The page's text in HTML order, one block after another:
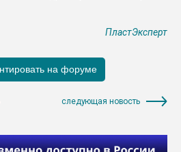
ПластЭксперт
следующая новость